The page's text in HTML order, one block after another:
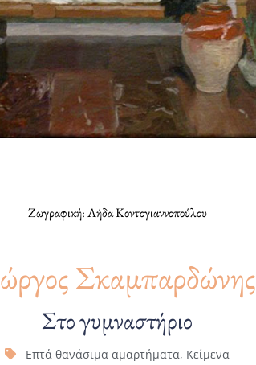
Ζωγραφική: Λήδα Κοντογιαννοπούλου
Σκαμπαρδώνης
Στο γυμναστήριο
Επτά θανάσιμα αμαρτήματα, Κείμενα